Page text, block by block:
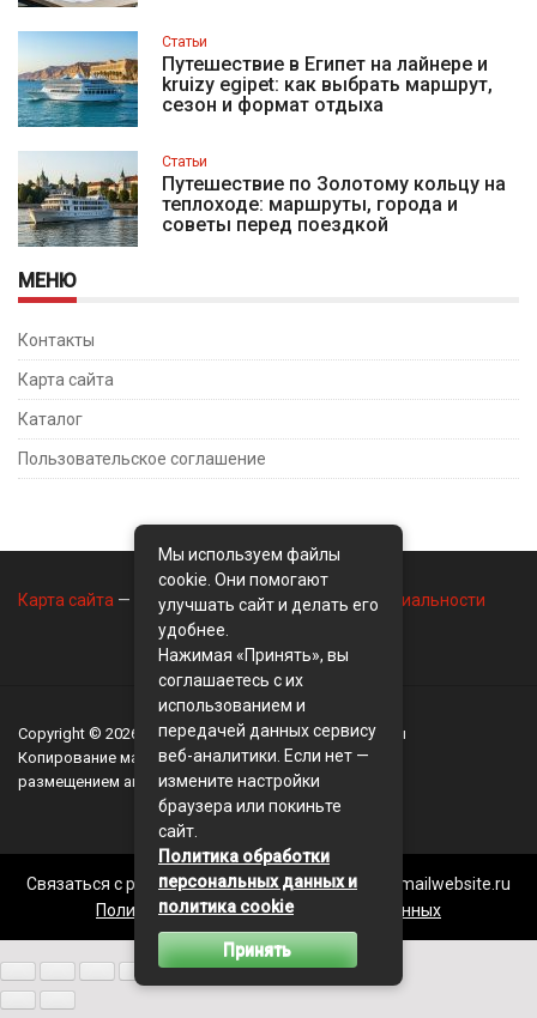
Статьи
Путешествие в Египет на лайнере и
kruizy egipet: как выбрать маршрут,
сезон и формат отдыха
Статьи
Путешествие по Золотому кольцу на
теплоходе: маршруты, города и
советы перед поездкой
МЕНЮ
Контакты
Карта сайта
Каталог
Пользовательское соглашение
Карта сайта — Контакты— Политика конфиденциальности
Copyright © 2026 BusinessMix- Экономика и финансы
Копирование материалов разрешается, только с
размещением активной ссылки на сайтBusinessMix
Связаться с редакцией сайта: businessmix.ru@mailwebsite.ru
Политика обработки персональных данных
Мы используем файлы
cookie. Они помогают
улучшать сайт и делать его
удобнее.
Нажимая «Принять», вы
соглашаетесь с их
использованием и
передачей данных сервису
веб-аналитики. Если нет —
измените настройки
браузера или покиньте
сайт.
Политика обработки
персональных данных и
политика cookie
Принять